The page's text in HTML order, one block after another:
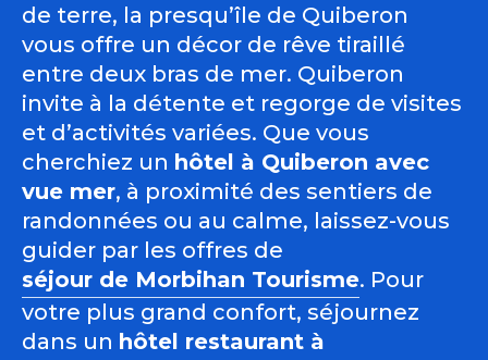
de terre, la presqu’île de Quiberon
vous offre un décor de rêve tiraillé
entre deux bras de mer. Quiberon
invite à la détente et regorge de visites
et d’activités variées. Que vous
cherchiez un hôtel à Quiberon avec
vue mer, à proximité des sentiers de
randonnées ou au calme, laissez-vous
guider par les offres de
séjour de Morbihan Tourisme. Pour
votre plus grand confort, séjournez
dans un hôtel restaurant à